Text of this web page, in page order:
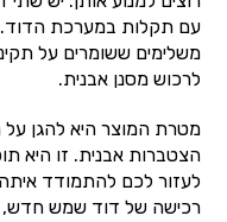
עם תקלות במערכת הדוד.
משלימים ששומרים על
לרכוש מסנן אבנית.
מטרת המוצר היא להגן על
הצטברות אבנית. זו היא
לעזור לכם להתמודד
רכישה של דוד שמש חדש,